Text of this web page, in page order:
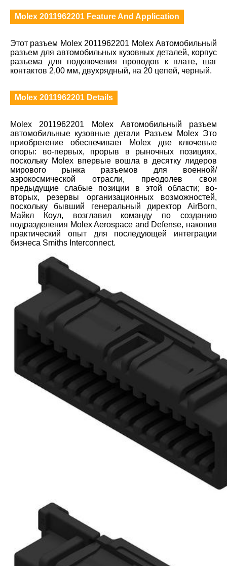
Molex 2011962201 Feature And Application
Этот разъем Molex 2011962201 Molex Автомобильный
разъем для автомобильных кузовных деталей, корпус
разъема для подключения проводов к плате, шаг
контактов 2,00 мм, двухрядный, на 20 цепей, черный.
Molex 2011962201 Details
Molex 2011962201 Molex Автомобильный разъем
автомобильные кузовные детали Разъем Molex Это
приобретение обеспечивает Molex две ключевые
опоры: во-первых, прорыв в рыночных позициях,
поскольку Molex впервые вошла в десятку лидеров
мирового рынка разъемов для военной/
аэрокосмической отрасли, преодолев свои
предыдущие слабые позиции в этой области; во-
вторых, резервы организационных возможностей,
поскольку бывший генеральный директор AirBorn,
Майкл Коул, возглавил команду по созданию
подразделения Molex Aerospace and Defense, накопив
практический опыт для последующей интеграции
бизнеса Smiths Interconnect.